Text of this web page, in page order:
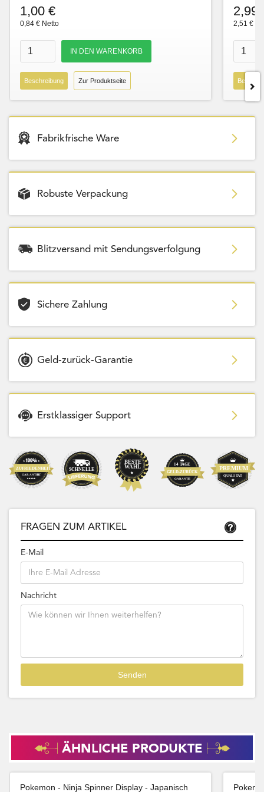
1,00 €
0,84 € Netto
Beschreibung Zur Produktseite
2,99
2,51 €
Fabrikfrische Ware
Robuste Verpackung
Blitzversand mit Sendungsverfolgung
Sichere Zahlung
Geld-zurück-Garantie
Erstklassiger Support
FRAGEN ZUM ARTIKEL
E-Mail
Nachricht
ÄHNLICHE PRODUKTE
Pokemon - Ninja Spinner Display - Japanisch